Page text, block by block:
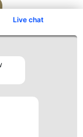
Live chat